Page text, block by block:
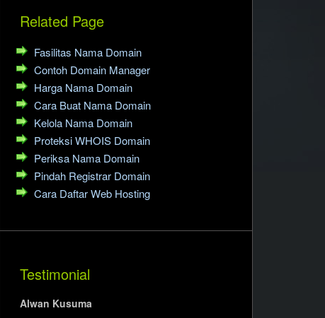
TLD Popular lainnya
.biz.id
.sch.id
.my.id
.mobi .me
Domain Baru Popular Lainnya
.land
.zone
.place .town
Profesi/Hobi
.builders
.dentist
Related Page
Fasilitas Nama Domain
Contoh Domain Manager
Harga Nama Domain
Cara Buat Nama Domain
Kelola Nama Domain
Proteksi WHOIS Domain
Periksa Nama Domain
Pindah Registrar Domain
Cara Daftar Web Hosting
Testimonial
Alwan Kusuma